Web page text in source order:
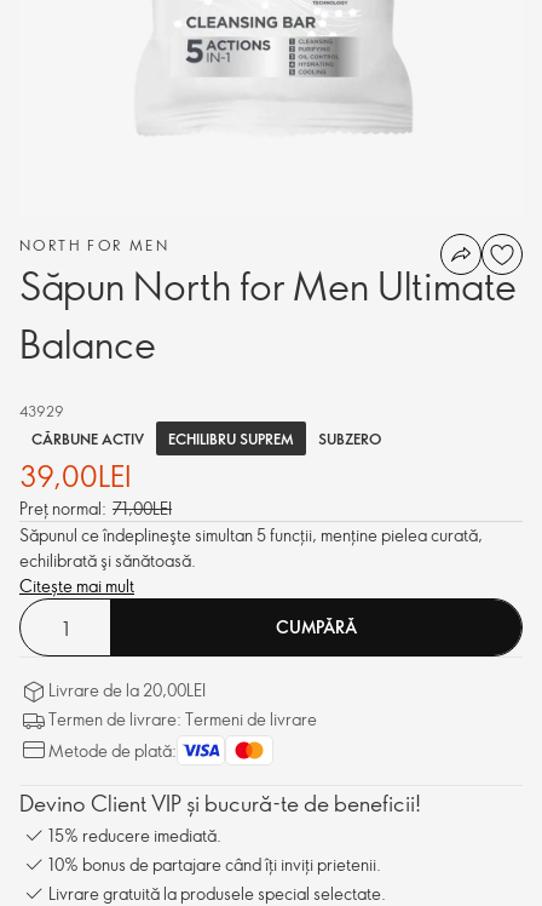
NORTH FOR MEN
Săpun North for Men Ultimate
Balance
43929
CĂRBUNE ACTIV
ECHILIBRU SUPREM SUBZERO
39,00LEI
Preț normal: 71,00LEI
Săpunul ce îndeplineşte simultan 5 funcţii, menţine pielea curată,
echilibrată şi sănătoasă.
Citește mai mult
CUMPĂRĂ
Livrare de la 20,00LEI
Termen de livrare: Termeni de livrare
Metode de plată:
Devino Client VIP și bucură-te de beneficii!
15% reducere imediată.
10% bonus de partajare când îți inviți prietenii.
Livrare gratuită la produsele special selectate.